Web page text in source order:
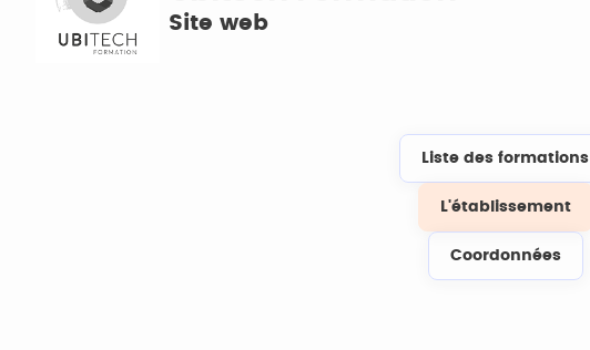
Site web
Liste des formations
L'établissement
Coordonnées